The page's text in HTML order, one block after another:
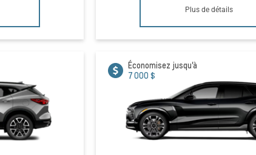
Plus de détails
Économisez jusqu'à
7 000 $